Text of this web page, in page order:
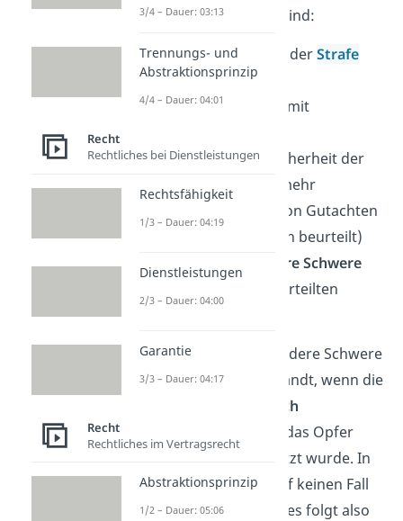
Die Bedingungen dafür sind:
dass bereits15 Jahre derStrafe
abgesessen wurden
(Untersuchungshaft mit
dass der Täter die Sicherheit der
Allgemeinheit nicht mehr
gefährdet (anhand von Gutachten
von Sachverständigen beurteilt)
dass keine „
besondere Schwere
“ des Verurteilten
Der Urteilszusatz „besondere Schwere
der Schuld“ wird angewandt, wenn die
verwerflich
oder
war oder das Opfer
ausgesetzt wurde. In
dem Fall wird die Haft auf keinen Fall
nach 15 Jahren beendet, es folgt also
3/4 – Dauer: 03:13
Trennungs- und
Abstraktionsprinzip
4/4 – Dauer: 04:01
Recht
Rechtliches bei Dienstleistungen
Rechtsfähigkeit
1/3 – Dauer: 04:19
Dienstleistungen
2/3 – Dauer: 04:00
Garantie
3/3 – Dauer: 04:17
Recht
Rechtliches im Vertragsrecht
Abstraktionsprinzip
1/2 – Dauer: 05:06